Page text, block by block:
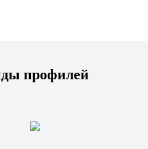
профилей